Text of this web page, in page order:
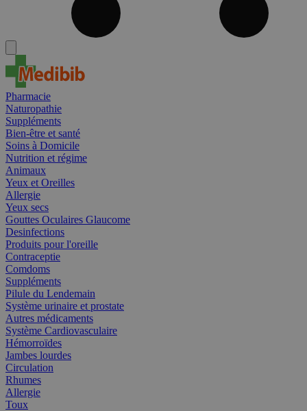
Pharmacie
Naturopathie
Suppléments
Bien-être et santé
Soins à Domicile
Nutrition et régime
Animaux
Yeux et Oreilles
Allergie
Yeux secs
Gouttes Oculaires Glaucome
Desinfections
Produits pour l'oreille
Contraceptie
Comdoms
Suppléments
Pilule du Lendemain
Système urinaire et prostate
Autres médicaments
Système Cardiovasculaire
Hémorroïdes
Jambes lourdes
Circulation
Rhumes
Allergie
Toux